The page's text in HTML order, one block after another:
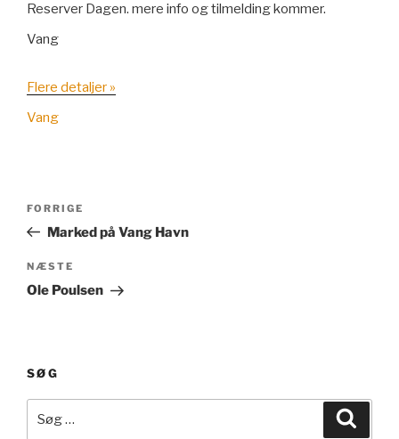
Reserver Dagen. mere info og tilmelding kommer.
Vang
Flere detaljer »
Vang
Indlægsnavigation
Forrige
indlæg
FORRIGE
Marked på Vang Havn
Næste
indlæg
NÆSTE
Ole Poulsen
SØG
efter: